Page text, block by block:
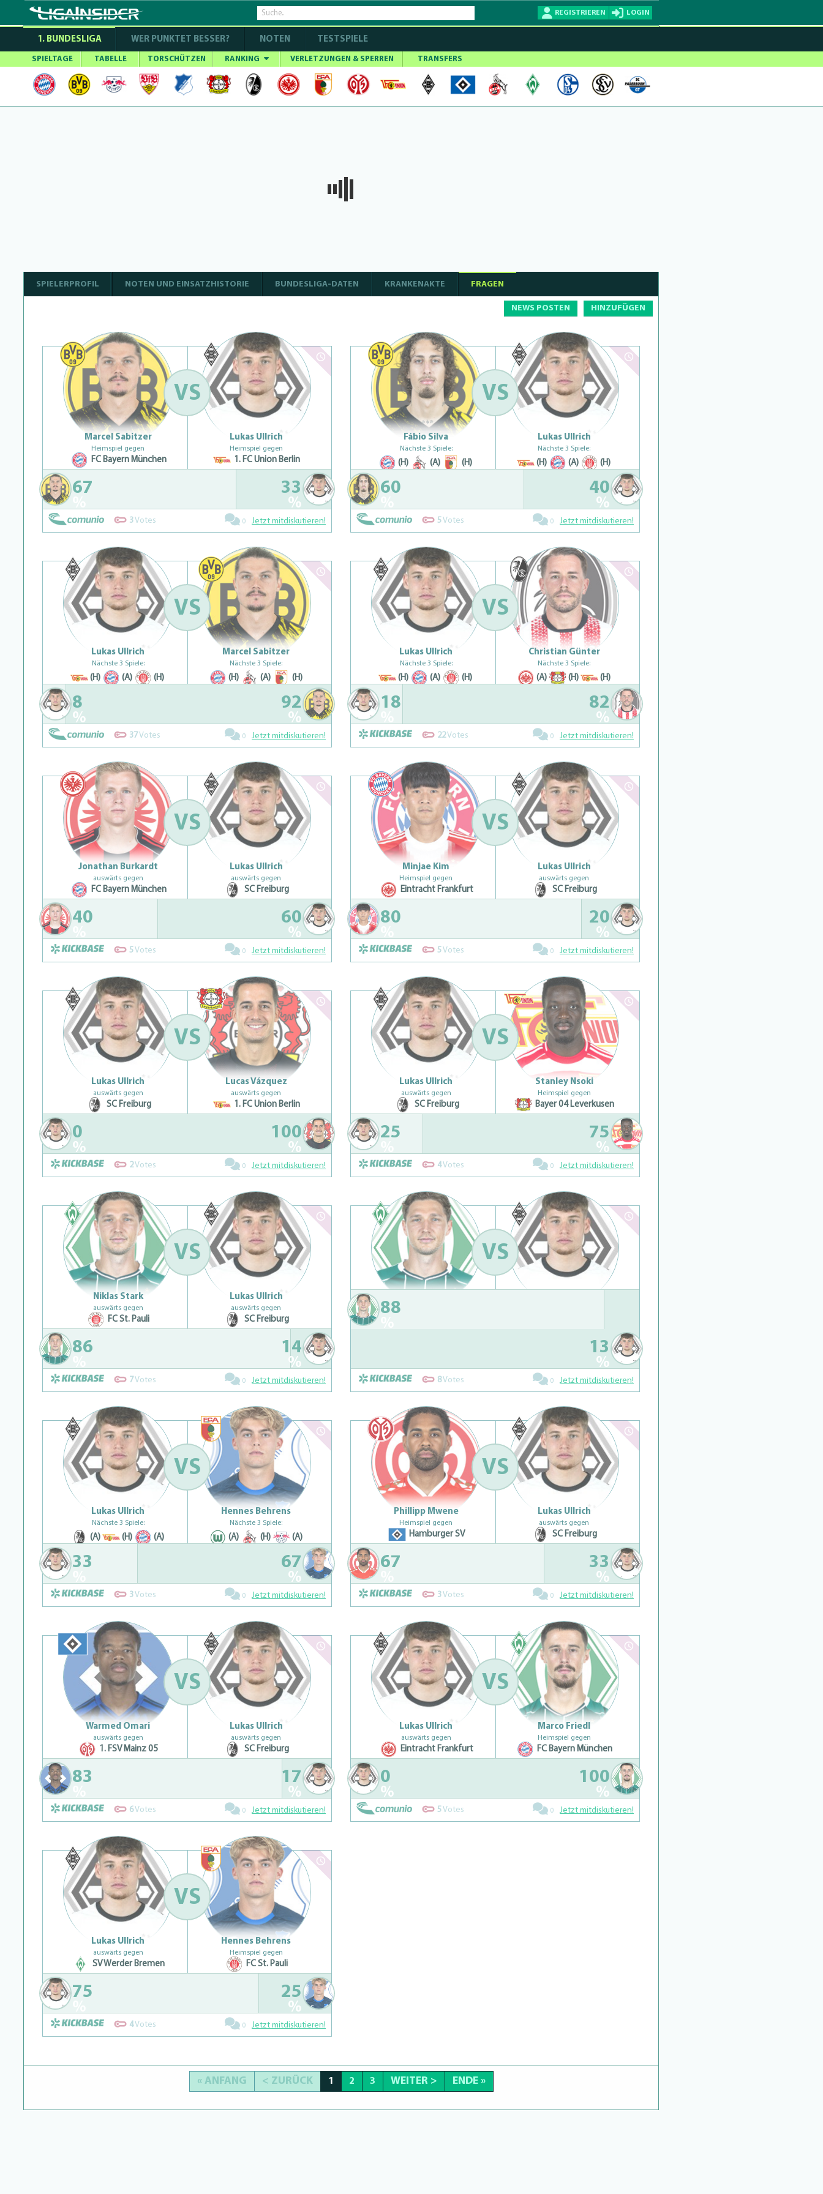
REGISTRIEREN LOGIN
1. BUNDESLIGA WER PUNKTET BESSER? NOTEN TESTSPIELE
SPIELTAGE TABELLE TORSCHÜTZEN RANKING VERLETZUNGEN & SPERREN TRANSFERS
SPIELERPROFIL NOTEN UND EINSATZHISTORIE BUNDESLIGA-DATEN KRANKENAKTE FRAGEN
NEWS POSTEN HINZUFÜGEN
Marcel Sabitzer
Heimspiel gegen
FC Bayern München
VS
Lukas Ullrich
Heimspiel gegen
1. FC Union Berlin
67 33
%
3Votes 0 Jetzt mitdiskutieren!
Fábio Silva
Nächste 3 Spiele:
(H) (A) (H)
VS
Lukas Ullrich
Nächste 3 Spiele:
(H) (A) (H)
60 40
%
5Votes 0 Jetzt mitdiskutieren!
Lukas Ullrich
Nächste 3 Spiele:
(H) (A) (H)
VS
Marcel Sabitzer
Nächste 3 Spiele:
(H) (A) (H)
8
%
92
%
37Votes 0 Jetzt mitdiskutieren!
Lukas Ullrich
Nächste 3 Spiele:
(H) (A) (H)
VS
Christian Günter
Nächste 3 Spiele:
(A) (H) (H)
18 82
%
22Votes 0 Jetzt mitdiskutieren!
Jonathan Burkardt
auswärts gegen
FC Bayern München
VS
Lukas Ullrich
auswärts gegen
SC Freiburg
40 60
%
5Votes 0 Jetzt mitdiskutieren!
Minjae Kim
Heimspiel gegen
Eintracht Frankfurt
VS
Lukas Ullrich
auswärts gegen
SC Freiburg
80 20
%
5Votes 0 Jetzt mitdiskutieren!
Lukas Ullrich
auswärts gegen
SC Freiburg
VS
Lucas Vázquez
auswärts gegen
1. FC Union Berlin
0
%
100
%
2Votes 0 Jetzt mitdiskutieren!
Lukas Ullrich
auswärts gegen
SC Freiburg
VS
Stanley Nsoki
Heimspiel gegen
Bayer 04 Leverkusen
25 75
%
4Votes 0 Jetzt mitdiskutieren!
Niklas Stark
auswärts gegen
FC St. Pauli
VS
Lukas Ullrich
auswärts gegen
SC Freiburg
86 14
%
7Votes 0 Jetzt mitdiskutieren!
Nächste 3 Spiele:
VS
88
13
%
8Votes 0 Jetzt mitdiskutieren!
Lukas Ullrich
Nächste 3 Spiele:
(A) (H) (A)
VS
Hennes Behrens
Nächste 3 Spiele:
(A) (H) (A)
33 67
%
3Votes 0 Jetzt mitdiskutieren!
Phillipp Mwene
Heimspiel gegen
Hamburger SV
VS
Lukas Ullrich
auswärts gegen
SC Freiburg
67 33
%
3Votes 0 Jetzt mitdiskutieren!
Warmed Omari
auswärts gegen
1. FSV Mainz 05
VS
Lukas Ullrich
auswärts gegen
SC Freiburg
83 17
%
6Votes 0 Jetzt mitdiskutieren!
Lukas Ullrich
auswärts gegen
Eintracht Frankfurt
VS
Marco Friedl
Heimspiel gegen
FC Bayern München
0
%
100
%
5Votes 0 Jetzt mitdiskutieren!
Lukas Ullrich
auswärts gegen
SV Werder Bremen
VS
Hennes Behrens
Heimspiel gegen
FC St. Pauli
75 25
%
4Votes 0 Jetzt mitdiskutieren!
« ANFANG < ZURÜCK 1 2 3 WEITER > ENDE »